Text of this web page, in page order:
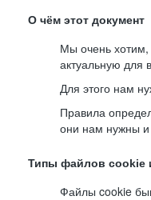
О чём этот документ
Мы очень хотим,
актуальную
Для этого нам
Правила
они нам нужны и
Типы файлов cookie
Файлы cookie